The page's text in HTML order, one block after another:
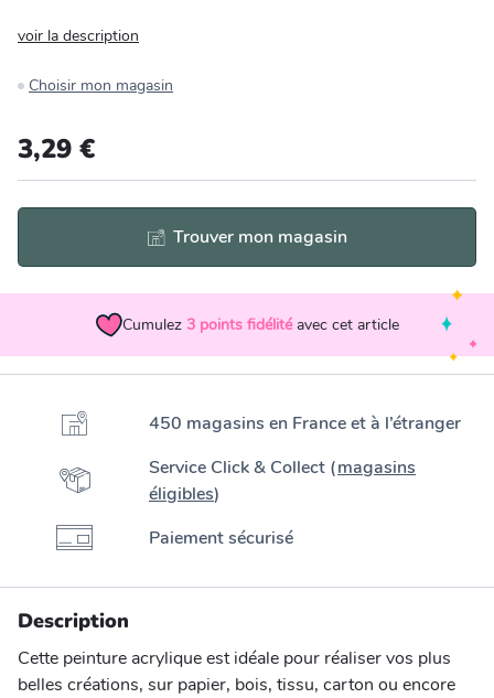
voir la description
Choisir mon magasin
3,29 €
Trouver mon magasin
Cumulez 3 points fidélité avec cet article
450 magasins en France et à l’étranger
Service Click & Collect (magasins
éligibles)
Paiement sécurisé
Description
Cette peinture acrylique est idéale pour réaliser vos plus
belles créations, sur papier, bois, tissu, carton ou encore